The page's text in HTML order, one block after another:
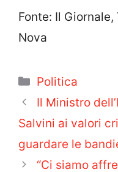
Fonte: Il
Nova
Categorie
Politica
Il Ministro
Salvini ai valori
guardare le
“Ci siamo